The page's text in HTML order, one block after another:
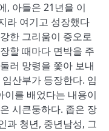
, 아들은 21년을 이
라 여기고 성장했다
한 그리움이 증오로
할 때마다 면박을 주
러 망령을 쫓아 보내
산부가 등장한다. 임
를 배었다는 내용이
시큰둥하다. 좁은 장
과 청년, 중년남성, 그